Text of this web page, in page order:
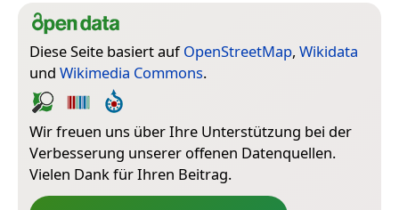
Diese Seite basiert aufOpenStreetMap, Wikidata
und Wikimedia Commons.
Wir freuen uns über Ihre Unterstützung bei der
Verbesserung unserer offenen Datenquellen.
Vielen Dank für Ihren Beitrag.